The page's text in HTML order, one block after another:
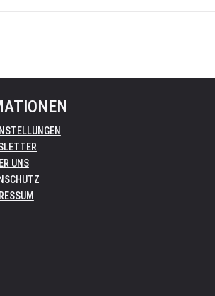
UNS